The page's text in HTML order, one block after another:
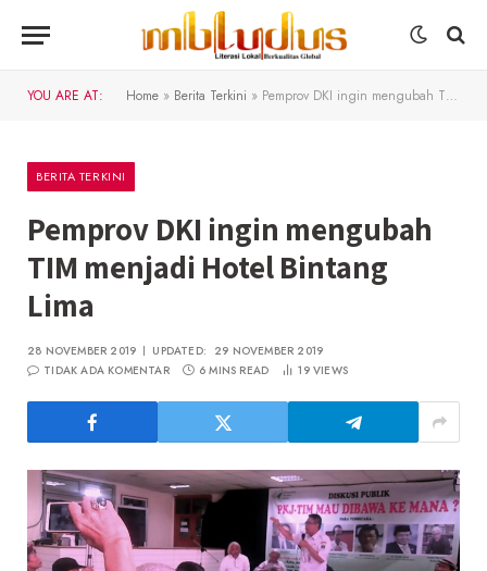
YOU ARE AT: Home » Berita Terkini » Pemprov DKI ingin mengubah TIM menjadi Hotel Bintang Lima
BERITA TERKINI
Pemprov DKI ingin mengubah
TIM menjadi Hotel Bintang
Lima
28 NOVEMBER 2019 UPDATED: 29 NOVEMBER 2019
TIDAK ADA KOMENTAR
6 MINS READ 19VIEWS